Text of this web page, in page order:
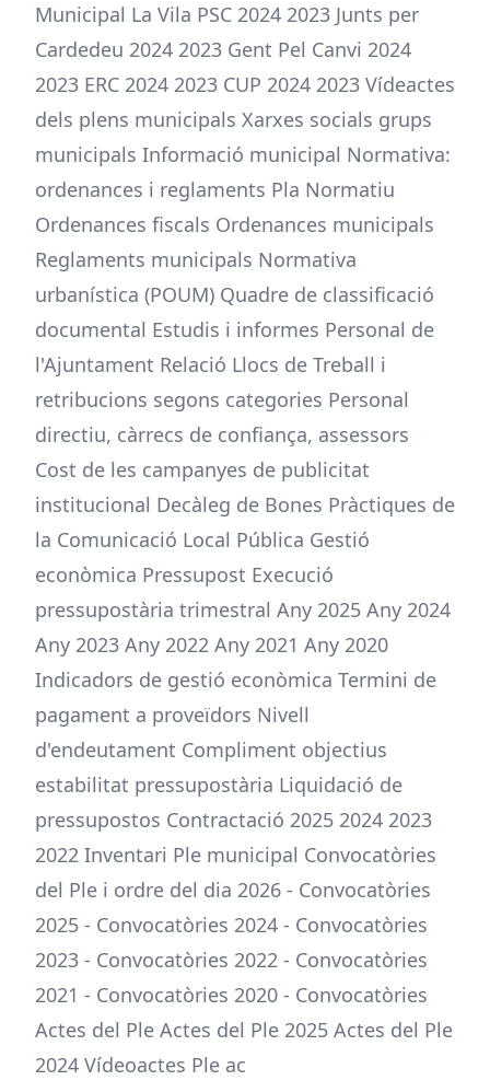
Municipal La Vila PSC 2024 2023 Junts per
Cardedeu 2024 2023 Gent Pel Canvi 2024
2023 ERC 2024 2023 CUP 2024 2023 Vídeactes
dels plens municipals Xarxes socials grups
municipals Informació municipal Normativa:
ordenances i reglaments Pla Normatiu
Ordenances fiscals Ordenances municipals
Reglaments municipals Normativa
urbanística (POUM) Quadre de classificació
documental Estudis i informes Personal de
l'Ajuntament Relació Llocs de Treball i
retribucions segons categories Personal
directiu, càrrecs de confiança, assessors
Cost de les campanyes de publicitat
institucional Decàleg de Bones Pràctiques de
la Comunicació Local Pública Gestió
econòmica Pressupost Execució
pressupostària trimestral Any 2025 Any 2024
Any 2023 Any 2022 Any 2021 Any 2020
Indicadors de gestió econòmica Termini de
pagament a proveïdors Nivell
d'endeutament Compliment objectius
estabilitat pressupostària Liquidació de
pressupostos Contractació 2025 2024 2023
2022 Inventari Ple municipal Convocatòries
del Ple i ordre del dia 2026 - Convocatòries
2025 - Convocatòries 2024 - Convocatòries
2023 - Convocatòries 2022 - Convocatòries
2021 - Convocatòries 2020 - Convocatòries
Actes del Ple Actes del Ple 2025 Actes del Ple
2024 Vídeoactes Ple ac